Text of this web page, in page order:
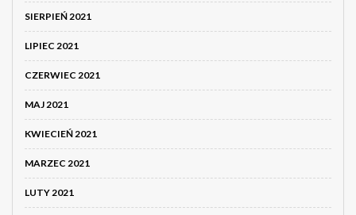
SIERPIEŃ 2021
LIPIEC 2021
CZERWIEC 2021
MAJ 2021
KWIECIEŃ 2021
MARZEC 2021
LUTY 2021